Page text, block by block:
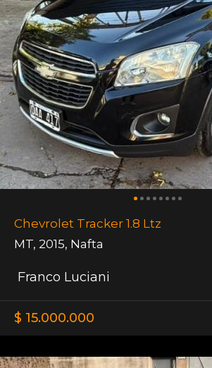
Chevrolet Tracker 1.8 Ltz
MT, 2015, Nafta
Franco Luciani
$ 15.000.000